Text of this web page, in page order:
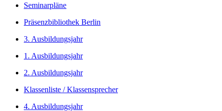
Seminarpläne
Präsenzbibliothek Berlin
3. Ausbildungsjahr
1. Ausbildungsjahr
2. Ausbildungsjahr
Klassenliste / Klassensprecher
4. Ausbildungsjahr